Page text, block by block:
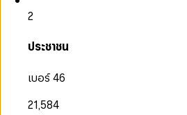
2
ประชาชน
เบอร์ 46
21,584